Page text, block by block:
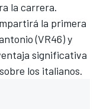
la carrera.
la primera
(VR46) y
significativa
los italianos.